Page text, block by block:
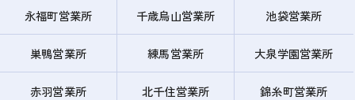
永福町営業所 千歳烏山営業所 池袋営業所
巣鴨営業所 練馬営業所 大泉学園営業所
赤羽営業所 北千住営業所 錦糸町営業所